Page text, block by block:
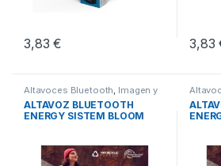
3,83€ 3,83
Altavoces Bluetooth, Imagen y
Sonido,Sonido
ALTAVOZ BLUETOOTH
ENERGY SISTEM BLOOM
Sonido